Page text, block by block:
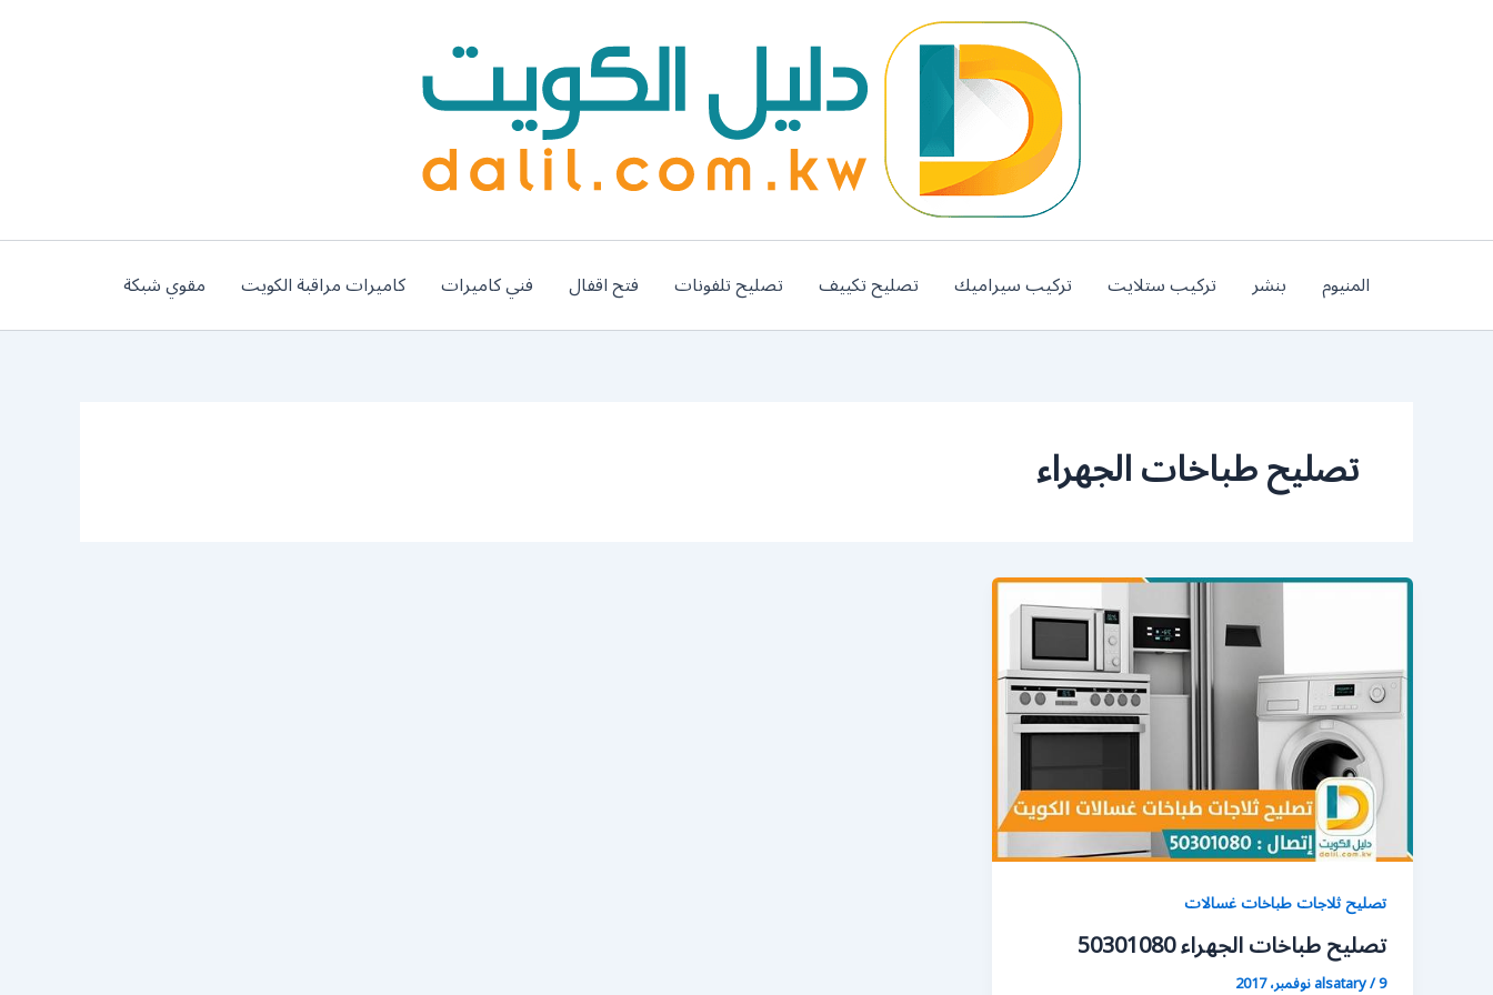
المنيوم بنشر تركيب ستلايت تركيب سيراميك تصليح تكييف تصليح تلفونات فتح اقفال فني كاميرات كاميرات مراقبة الكويت مقوي شبكة
تصليح طباخات الجهراء
تصليح ثلاجات طباخات غسالات
تصليح طباخات الجهراء 50301080
alsatary/9 نوفمبر، 2017